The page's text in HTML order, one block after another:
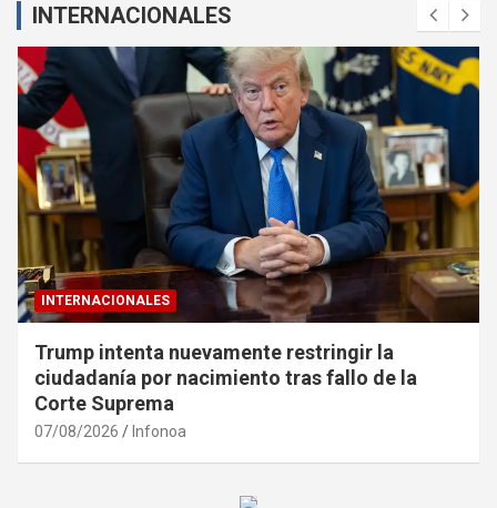
INTERNACIONALES
INTERNACIONALES
Trump intenta nuevamente restringir la
ciudadanía por nacimiento tras fallo de la
Corte Suprema
07/08/2026 Infonoa